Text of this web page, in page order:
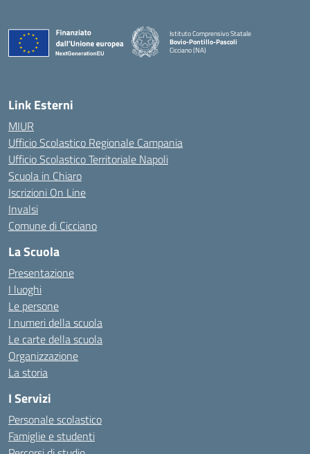
Istituto Comprensivo Statale
Bovio-Pontillo-Pascoli
Cicciano (NA)
Link Esterni
MIUR
Ufficio Scolastico Regionale Campania
Ufficio Scolastico Territoriale Napoli
Scuola in Chiaro
Iscrizioni On Line
Invalsi
Comune di Cicciano
La Scuola
Presentazione
I luoghi
Le persone
I numeri della scuola
Le carte della scuola
Organizzazione
La storia
I Servizi
Personale scolastico
Famiglie e studenti